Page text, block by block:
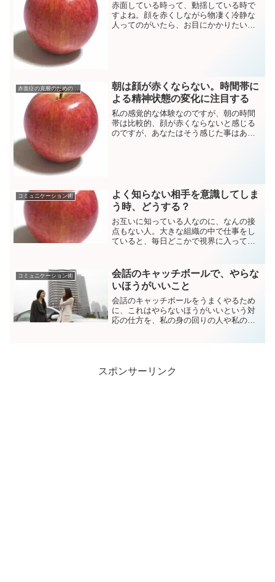
赤面している時って、動揺している時で
すよね。顔を赤くしながら物凄く冷静な
人ってのがいたら、お目にかかりたいも
赤面症の克服のためのトレーニング
朝は顔が赤くならない。時間帯に
よる精神状態の変化に注目する
私の感覚的な体験なのですが、朝の時間
帯は比較的、顔が赤くならないと感じる
のですが、あなたはそう感じた事はあり
コミュニケーション術
よく知らない相手を意識してしま
う時、どうする？
お互いに知っている人なのに、なんの接
点もない人。大きな組織の中で仕事をし
ていると、毎日どこかで視界に入ってく
感じているのかもしれない。そんな人
が、先のほうからこちらに歩...
コミュニケーション術
会話のキャッチボールで、やらな
いほうがいいこと
会話のキャッチボールをうまくやるため
に、これはやらないほうがいいという対
応の仕方を、私の身の回りの人や私の失
スポンサーリンク